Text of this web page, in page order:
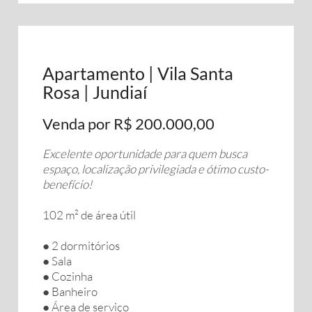
Apartamento | Vila Santa
Rosa | Jundiaí
Venda por R$ 200.000,00
Excelente oportunidade para quem busca
espaço, localização privilegiada e ótimo custo-
benefício!
102 m² de área útil
● 2 dormitórios
● Sala
● Cozinha
● Banheiro
● Área de serviço